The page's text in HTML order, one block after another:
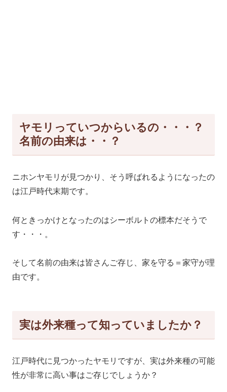
ヤモリっていつからいるの・・・？
名前の由来は・・？
ニホンヤモリが見つかり、そう呼ばれるようになったの
は江戸時代末期です。
何ときっかけとなったのはシーボルトの標本だそうで
す・・・。
そして名前の由来は皆さんご存じ、家を守る＝家守が理
由です。
実は外来種って知っていましたか？
江戸時代に見つかったヤモリですが、実は外来種の可能
性が非常に高い事はご存じでしょうか？